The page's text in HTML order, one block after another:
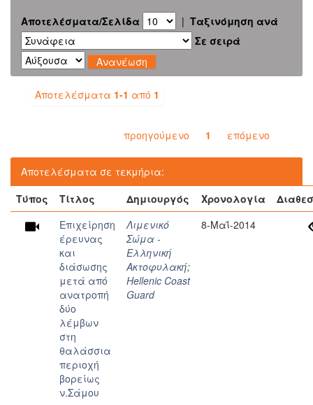
Αποτελέσματα/Σελίδα | Ταξινόμηση ανά
Σε σειρά
Αποτελέσματα 1-1 από 1
προηγούμενο 1 επόμενο
Αποτελέσματα σε τεκμήρια:
Τύπος
Τίτλος Δημιουργός Χρονολογία
Επιχείρηση
έρευνας
και
διάσωσης
μετά από
ανατροπή
δύο
λέμβων
στη
θαλάσσια
περιοχή
βορείως
ν.Σάμου
Λιμενικό
Σώμα -
Ελληνική
Ακτοφυλακή;
Hellenic Coast
Guard
8-Μαΐ-2014